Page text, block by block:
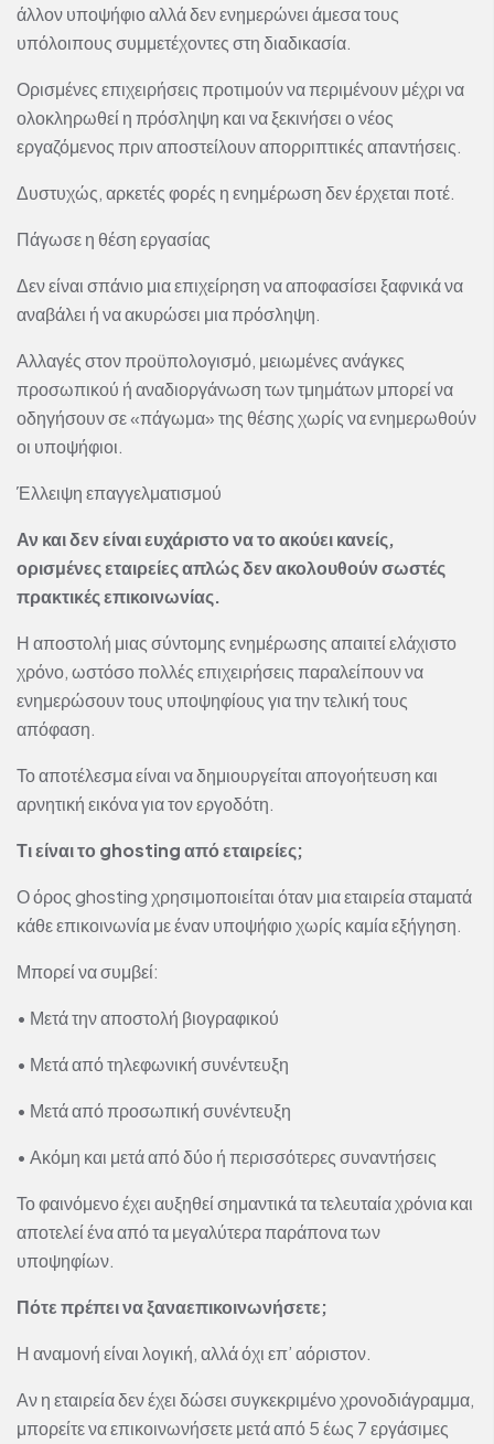
άλλον υποψήφιο αλλά δεν ενημερώνει άμεσα τους
υπόλοιπους συμμετέχοντες στη διαδικασία.
Ορισμένες επιχειρήσεις προτιμούν να περιμένουν μέχρι να
ολοκληρωθεί η πρόσληψη και να ξεκινήσει ο νέος
εργαζόμενος πριν αποστείλουν απορριπτικές απαντήσεις.
Δυστυχώς, αρκετές φορές η ενημέρωση δεν έρχεται ποτέ.
Πάγωσε η θέση εργασίας
Δεν είναι σπάνιο μια επιχείρηση να αποφασίσει ξαφνικά να
αναβάλει ή να ακυρώσει μια πρόσληψη.
Αλλαγές στον προϋπολογισμό, μειωμένες ανάγκες
προσωπικού ή αναδιοργάνωση των τμημάτων μπορεί να
οδηγήσουν σε «πάγωμα» της θέσης χωρίς να ενημερωθούν
οι υποψήφιοι.
Έλλειψη επαγγελματισμού
Αν και δεν είναι ευχάριστο να το ακούει κανείς,
ορισμένες εταιρείες απλώς δεν ακολουθούν σωστές
πρακτικές επικοινωνίας.
Η αποστολή μιας σύντομης ενημέρωσης απαιτεί ελάχιστο
χρόνο, ωστόσο πολλές επιχειρήσεις παραλείπουν να
ενημερώσουν τους υποψηφίους για την τελική τους
απόφαση.
Το αποτέλεσμα είναι να δημιουργείται απογοήτευση και
αρνητική εικόνα για τον εργοδότη.
Τι είναι το ghosting από εταιρείες;
Ο όρος ghosting χρησιμοποιείται όταν μια εταιρεία σταματά
κάθε επικοινωνία με έναν υποψήφιο χωρίς καμία εξήγηση.
Μπορεί να συμβεί:
• Μετά την αποστολή βιογραφικού
• Μετά από τηλεφωνική συνέντευξη
• Μετά από προσωπική συνέντευξη
• Ακόμη και μετά από δύο ή περισσότερες συναντήσεις
Το φαινόμενο έχει αυξηθεί σημαντικά τα τελευταία χρόνια και
αποτελεί ένα από τα μεγαλύτερα παράπονα των
υποψηφίων.
Πότε πρέπει να ξαναεπικοινωνήσετε;
Η αναμονή είναι λογική, αλλά όχι επ’ αόριστον.
Αν η εταιρεία δεν έχει δώσει συγκεκριμένο χρονοδιάγραμμα,
μπορείτε να επικοινωνήσετε μετά από 5 έως 7 εργάσιμες